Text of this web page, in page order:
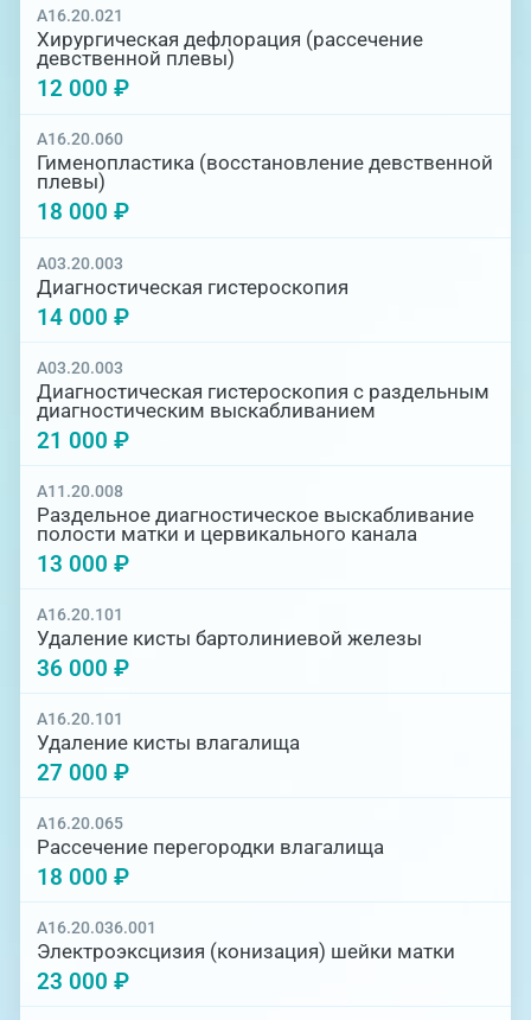
Круглосуточный стационар
A16.20.021
Хирургическая дефлорация (рассечение
девственной плевы)
12 000 ₽
A16.20.060
Гименопластика (восстановление девственной
плевы)
18 000 ₽
A03.20.003
Диагностическая гистероскопия
14 000 ₽
A03.20.003
Диагностическая гистероскопия с раздельным
диагностическим выскабливанием
21 000 ₽
A11.20.008
Раздельное диагностическое выскабливание
полости матки и цервикального канала
13 000 ₽
A16.20.101
Удаление кисты бартолиниевой железы
36 000 ₽
A16.20.101
Удаление кисты влагалища
27 000 ₽
A16.20.065
Рассечение перегородки влагалища
18 000 ₽
A16.20.036.001
Электроэксцизия (конизация) шейки матки
23 000 ₽